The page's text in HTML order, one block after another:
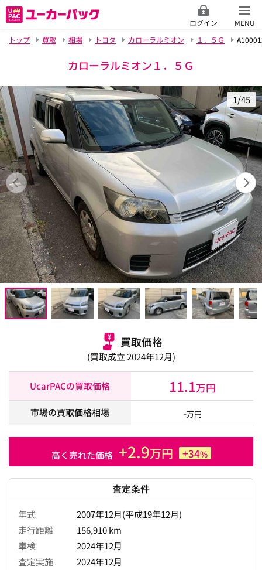
ログイン
MENU
トップ
買取 相場 トヨタ カローラルミオン １．５Ｇ
カローラルミオン１．５Ｇ
1/45
買取価格
(買取成立 2024年12月)
UcarPACの買取価格 11.1万円
市場の買取価格相場 -万円
高く売れた価格 +2.9万円 +34%
査定条件
年式
2007年12月(平成19年12月)
走行距離
156,910 km
車検
2024年12月
査定実施
2024年12月